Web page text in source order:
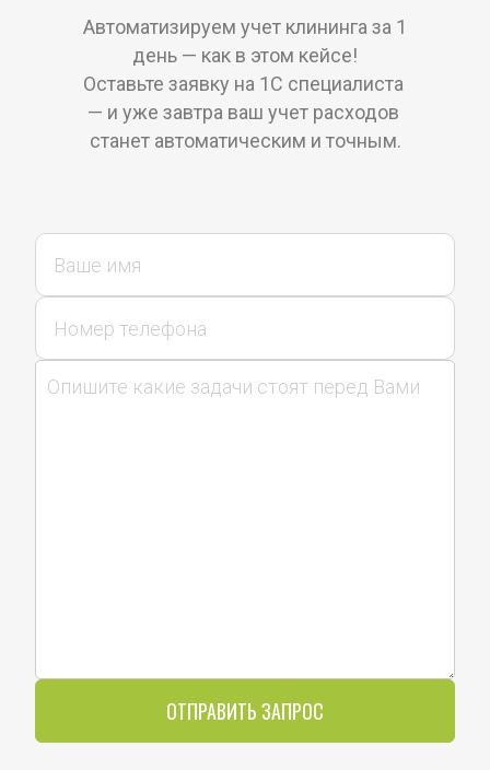
Автоматизируем учет клининга за 1
день — как в этом кейсе!
Оставьте заявку на 1С специалиста
— и уже завтра ваш учет расходов
станет автоматическим и точным.
ОТПРАВИТЬ ЗАПРОС